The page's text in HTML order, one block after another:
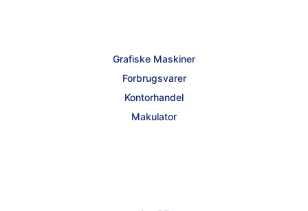
Grafiske Maskiner
Forbrugsvarer
Kontorhandel
Makulator